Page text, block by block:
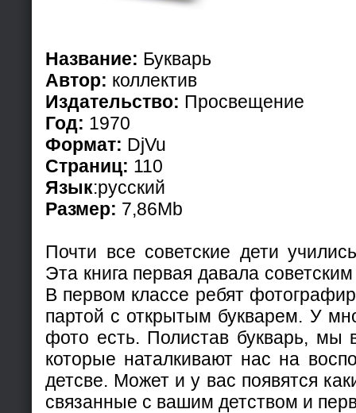
Название: Букварь
Автор: коллектив
Издательство: Просвещение
Год: 1970
Формат: DjVu
Страниц: 110
Язык:русский
Размер: 7,86Mb
Почти все советские дети
Эта книга первая давала
В первом классе ребят
партой с открытым букварем. У
фото есть. Полистав букварь, мы
которые наталкивают нас на
детсве. Может и у вас появятся
связанные с вашим детством и